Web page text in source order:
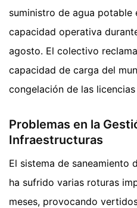
suministro de agua potable
capacidad operativa
agosto. El colectivo
capacidad de carga del
congelación de las
Problemas en la
Infraestructuras
El sistema de saneamiento
ha sufrido varias roturas
meses, provocando